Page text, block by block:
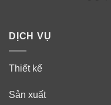
DỊCH VỤ
Thiết kế
Sản xuất